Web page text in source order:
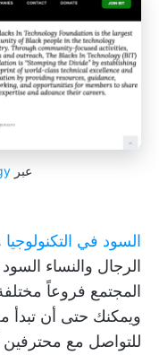
عبر
السود في التكنولوجيا
الرجال والنساء
المجتمع فروعاً
ويمكنك حتى أن تبدأ
للتواصل مع